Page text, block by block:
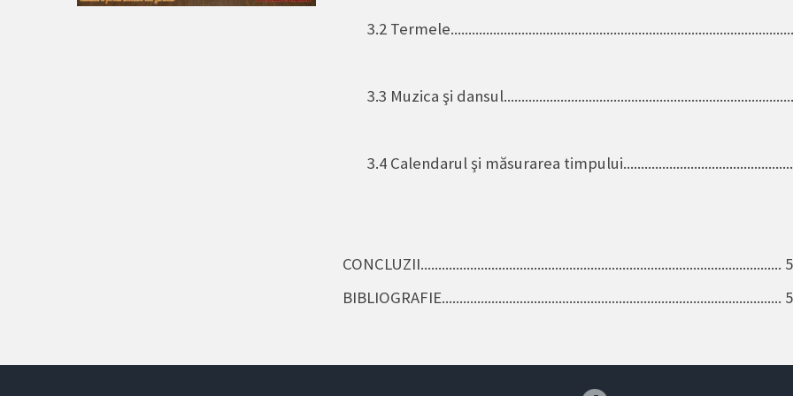
3.2
3.3 Muzica şi
3.4 Calendarul şi măsurarea
CONCLUZII......................................................................................................
BIBLIOGRAFIE................................................................................................